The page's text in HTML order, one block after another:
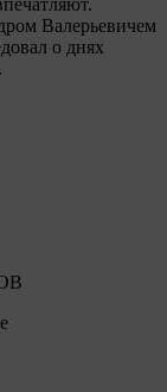
Валерьевичем
о днях